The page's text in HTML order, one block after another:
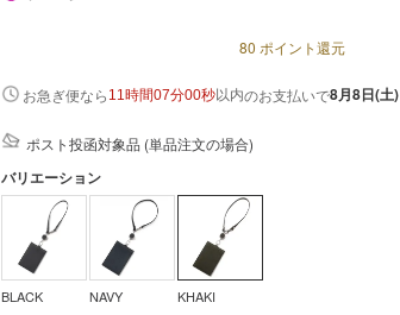
80 ポイント還元
お急ぎ便なら 11時間07分00秒以内のお支払いで8月8日(土)
ポスト投函対象品 (単品注文の場合)
バリエーション
BLACK NAVY KHAKI